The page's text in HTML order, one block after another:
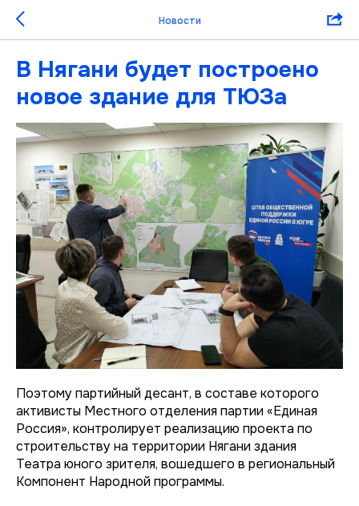
Новости
В Нягани будет построено
новое здание для ТЮЗа
Поэтому партийный десант, в составе которого
активисты Местного отделения партии «Единая
Россия», контролирует реализацию проекта по
строительству на территории Нягани здания
Театра юного зрителя, вошедшего в региональный
Компонент Народной программы.